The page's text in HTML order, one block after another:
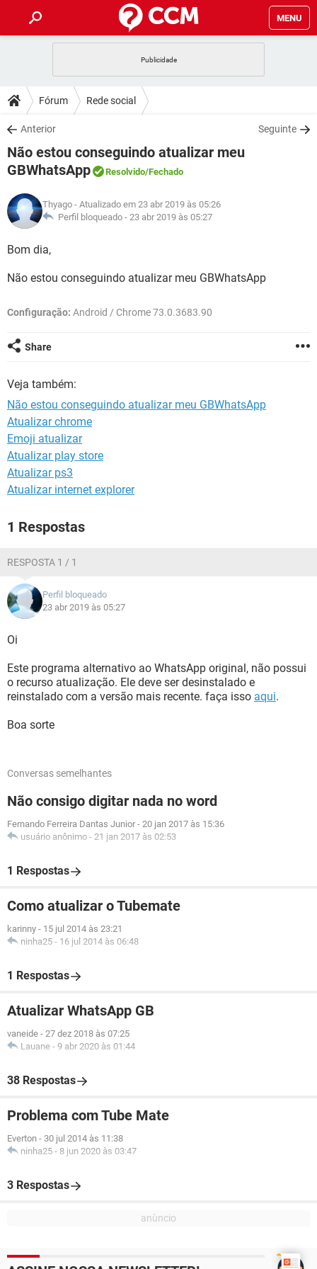
MENU
CELULAR
OUTLOOK
INSTAGRAM GMAIL
GUIA DE COMPRAS
DICAS
JOGOS
OUTLOOK
GUIA DE COMPRAS
DOWNLOADS
JOGOS WHATSAPP
CELULAR FACEBOOK
OUTLOOK EXCEL
INSTAGRAM
GUIA DE COMPRAS
FÓRUM
CELULAR FACEBOOK
GLOSSÁRIO
JOGOS
CELULAR
OUTLOOK EXCEL
Fórum Rede social
Anterior Seguinte
Não estou conseguindo atualizar meu
GBWhatsApp
Resolvido/Fechado
Thyago - Atualizado em 23 abr 2019 às 05:26
Perfil bloqueado - 23 abr 2019 às 05:27
Bom dia,
Não estou conseguindo atualizar meu GBWhatsApp
Configuração: Android / Chrome 73.0.3683.90
Share
Veja também:
Não estou conseguindo atualizar meu GBWhatsApp
Atualizar chrome
Emoji atualizar
Atualizar play store
Atualizar ps3
Atualizar internet explorer
1 Respostas
RESPOSTA 1 / 1
Perfil bloqueado
23 abr 2019 às 05:27
Oi
Este programa alternativo ao WhatsApp original, não possui
o recurso atualização. Ele deve ser desinstalado e
reinstalado com a versão mais recente. faça isso aqui.
Boa sorte
Conversas semelhantes
Não consigo digitar nada no word
Fernando Ferreira Dantas Junior - 20 jan 2017 às 15:36
usuário anônimo - 21 jan 2017 às 02:53
1 Respostas
Como atualizar o Tubemate
karinny - 15 jul 2014 às 23:21
ninha25 - 16 jul 2014 às 06:48
1 Respostas
Atualizar WhatsApp GB
vaneide - 27 dez 2018 às 07:25
Lauane - 9 abr 2020 às 01:44
38 Respostas
Problema com Tube Mate
Everton - 30 jul 2014 às 11:38
ninha25 - 8 jun 2020 às 03:47
3 Respostas